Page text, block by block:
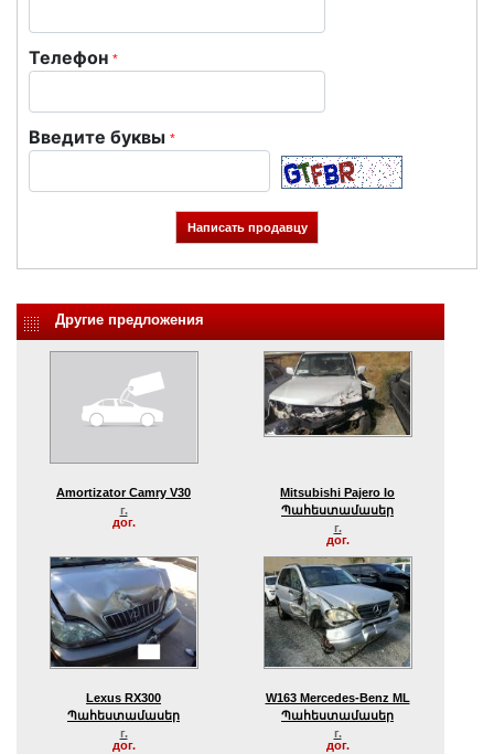
Телефон *
Введите буквы *
Другие предложения
Amortizator Camry V30
г.
дог.
Mitsubishi Pajero Io
Պահեստամասեր
г.
дог.
Lexus RX300
Պահեստամասեր
г.
дог.
W163 Mercedes-Benz ML
Պահեստամասեր
г.
дог.